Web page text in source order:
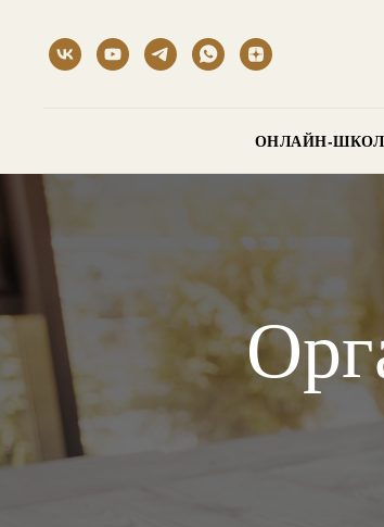
ОНЛАЙН-